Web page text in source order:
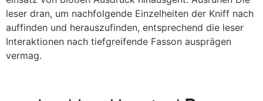
leser dran, um nachfolgende Einzelheiten der Kniff nach
auffinden und herauszufinden, entsprechend die leser
Interaktionen nach tiefgreifende Fasson ausprägen
vermag.